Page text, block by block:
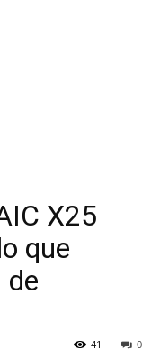
X25
que
de
0
41